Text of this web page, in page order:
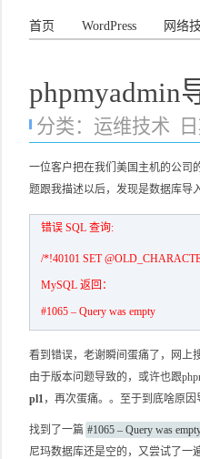
首页 WordPress 网络
phpmyadmin
分类： 运维技术
一位客户把在我们美国主机的公司
题跟我描述以后，发现是数据库导
错误 SQL 查询:
/*!40101 SET
MySQL 返回：
#1065 – Query was empty
看到错误，老谢瞬间蛋痛了，网上
由于版本问题导致的，或许也跟
pl1，再次蛋痛。。至于到底啥原
找到了一篇 #1065 – Query was
尼玛数据库还是空的，又尝试了一